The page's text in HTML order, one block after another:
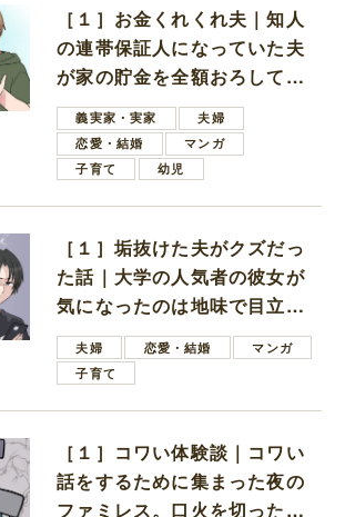
［１］お金くれくれ夫｜知人
の連帯保証人になっていた夫
が家の貯金を全額おろしてほ
しいと言ってきた
義実家・実家
夫婦
恋愛・結婚
マンガ
子育て
幼児
［１］垢抜けた夫がクズだっ
た話｜大学の人気者の彼女が
気になったのは地味で目立た
ない男子学生
夫婦 恋愛・結婚
マンガ
子育て
［１］コワい体験談｜コワい
話をするために集まった夜の
ファミレス。口火を切ったの